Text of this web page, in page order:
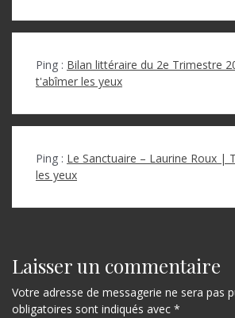
Ping : Bilan littéraire du 2e Trimestre
t'abîmer les yeux
Ping : Le Sanctuaire – Laurine Roux |
les yeux
Laisser un commentaire
Votre adresse de messagerie ne sera pas
obligatoires sont indiqués avec *